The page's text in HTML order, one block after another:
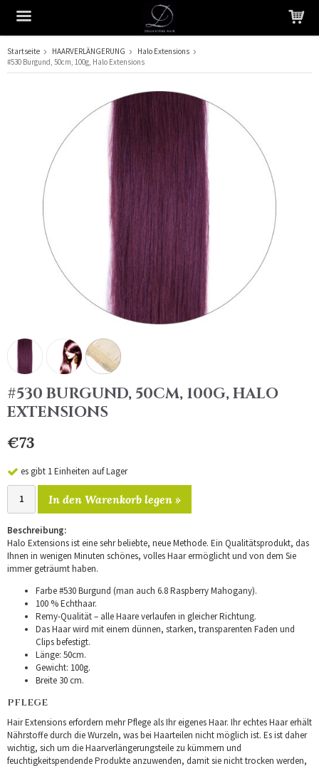
Das Produkt wurde in Ihren Warenkorb gelegt
Startseite HAARVERLÄNGERUNG
Halo Extensions
#530 Burgund, 50cm, 100g, Halo Extensions
#530 BURGUND, 50CM, 100G, HALO
EXTENSIONS
€73
es gibt 1 Einheiten auf Lager
In den Warenkorb legen »
Beschreibung:
Halo Extensions ist eine sehr beliebte, neue Methode. Ein Qualitätsprodukt, das
Ihnen in wenigen Minuten schönes, volles Haar ermöglicht und von dem Sie
immer geträumt haben.
Farbe #530 Burgund (man auch 6.8 Raspberry Mahogany).
100 % Echthaar.
Remy-Qualität – alle Haare verlaufen in gleicher Richtung.
Das Haar wird mit einem dünnen, starken, transparenten Faden und
Clips befestigt.
Länge: 50cm.
Gewicht: 100g.
Breite 30 cm.
PFLEGE
Hair Extensions erfordern mehr Pflege als Ihr eigenes Haar. Ihr echtes Haar erhält
Nährstoffe durch die Wurzeln, was bei Haarteilen nicht möglich ist. Es ist daher
wichtig, sich um die Haarverlängerungsteile zu kümmern und
feuchtigkeitspendende Produkte anzuwenden, damit sie nicht trocken werden,